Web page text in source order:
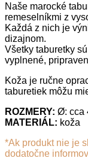
Naše marocké
remeselníkmi z
Každá z nich je
dizajnom.
Všetky taburetky
vyplnené,
Koža je ručne
taburetiek môžu
ROZMERY: Ø: cca
MATERIÁL: koža
*Ak produkt nie je
dodatočne